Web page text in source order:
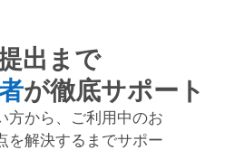
出まで
が徹底サポート
方から、ご利用中のお
を解決するまでサポー